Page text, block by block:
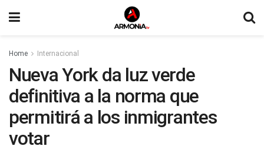
Home Internacional
Nueva York da luz verde
definitiva a la norma que
permitirá a los inmigrantes
votar